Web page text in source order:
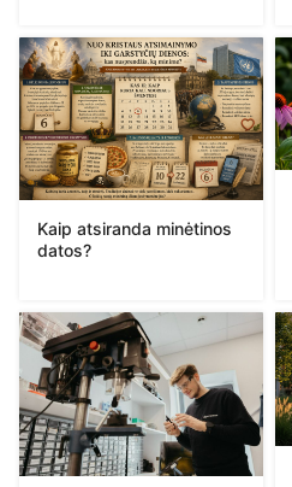
Kaip atsiranda minėtinos
datos?